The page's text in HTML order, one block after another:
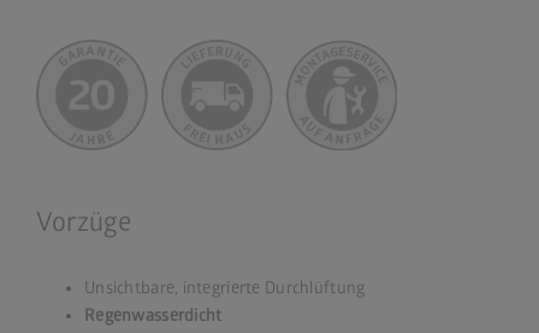
Vorzüge
Unsichtbare, integrierte Durchlüftung
Regenwasserdicht